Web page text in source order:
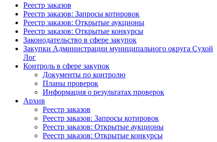
Реестр заказов
Реестр заказов: Запросы котировок
Реестр заказов: Открытые аукционы
Реестр заказов: Открытые конкурсы
Законодательство в сфере закупок
Закупки Администрации муниципального округа Сухой
Лог
Контроль в сфере закупок
Документы по контролю
Планы проверок
Информация о результатах проверок
Архив
Реестр заказов
Реестр заказов: Запросы котировок
Реестр заказов: Открытые аукционы
Реестр заказов: Открытые конкурсы